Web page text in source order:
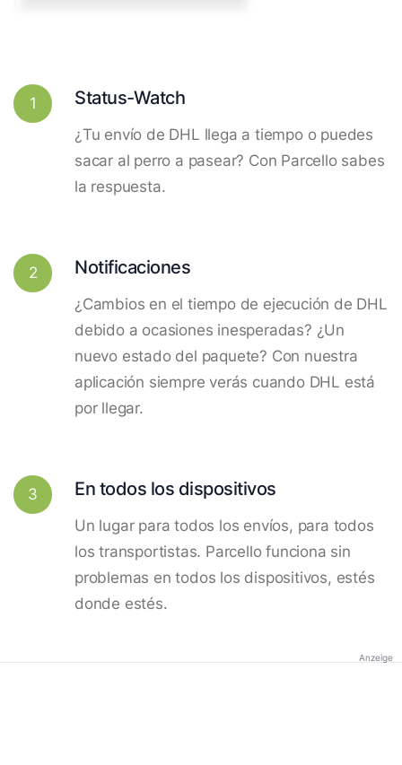
1 Status-Watch
¿Tu envío de DHL llega a tiempo o puedes
sacar al perro a pasear? Con Parcello sabes
la respuesta.
2 Notificaciones
¿Cambios en el tiempo de ejecución de DHL
debido a ocasiones inesperadas? ¿Un
nuevo estado del paquete? Con nuestra
aplicación siempre verás cuando DHL está
por llegar.
3 En todos los dispositivos
Un lugar para todos los envíos, para todos
los transportistas. Parcello funciona sin
problemas en todos los dispositivos, estés
donde estés.
Anzeige